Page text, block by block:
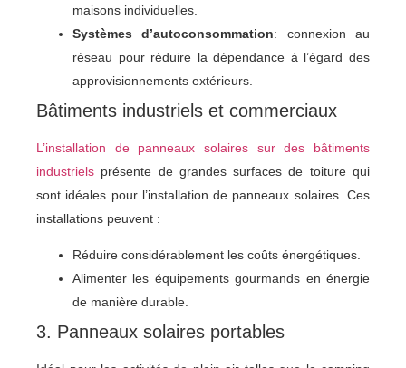
maisons individuelles.
Systèmes d’autoconsommation: connexion au
réseau pour réduire la dépendance à l’égard des
approvisionnements extérieurs.
Bâtiments industriels et commerciaux
L’installation de panneaux solaires sur des bâtiments
industriels présente de grandes surfaces de toiture qui
sont idéales pour l’installation de panneaux solaires. Ces
installations peuvent :
Réduire considérablement les coûts énergétiques.
Alimenter les équipements gourmands en énergie
de manière durable.
3. Panneaux solaires portables